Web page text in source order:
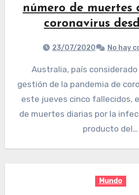
número de muertes
coronavirus
23/07/2020 No hay
Australia, país considerado modelo en la
gestión de la pandemia de
este jueves cinco fallecidos,
de muertes diarias por la
producto del…
Mundo